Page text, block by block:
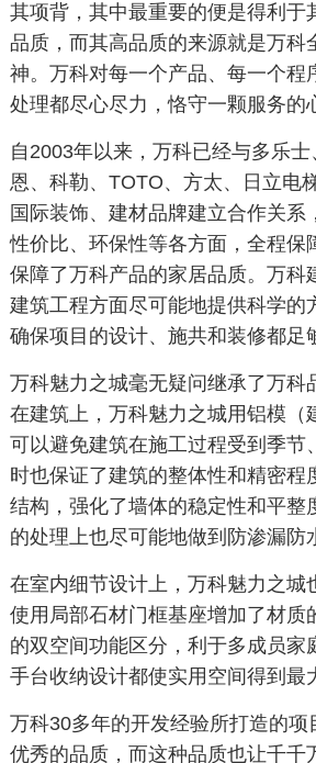
其项背，其中最重要的便是得利于
品质，而其高品质的来源就是万科
神。万科对每一个产品、每一个程
处理都尽心尽力，恪守一颗服务的
自2003年以来，万科已经与多乐
恩、科勒、TOTO、方太、日立电
国际装饰、建材品牌建立合作关系
性价比、环保性等各方面，全程保
保障了万科产品的家居品质。万科
建筑工程方面尽可能地提供科学的
确保项目的设计、施共和装修都足
万科魅力之城毫无疑问继承了万科
在建筑上，万科魅力之城用铝模（
可以避免建筑在施工过程受到季节
时也保证了建筑的整体性和精密程
结构，强化了墙体的稳定性和平整
的处理上也尽可能地做到防渗漏防
在室内细节设计上，万科魅力之城
使用局部石材门框基座增加了材质
的双空间功能区分，利于多成员家
手台收纳设计都使实用空间得到最
万科30多年的开发经验所打造的项
优秀的品质，而这种品质也让千千